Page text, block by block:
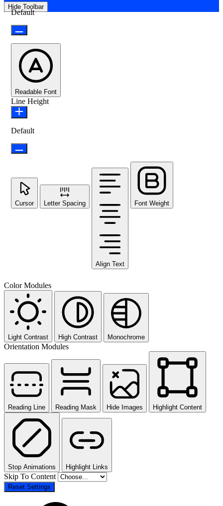
Hide Toolbar
Default
Readable Font
Line Height
Default
Cursor Letter Spacing
Align Text
Font Weight
Color Modules
Light Contrast High Contrast Monochrome
Orientation Modules
Reading Line Reading Mask Hide Images Highlight Content
Stop Animations Highlight Links
Skip To Content
Reset Settings